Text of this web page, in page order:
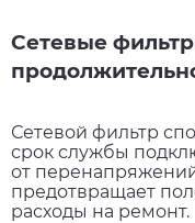
Сетевые
Сетевой фильтр
срок службы
от
предотвращает
расходы на ремонт.